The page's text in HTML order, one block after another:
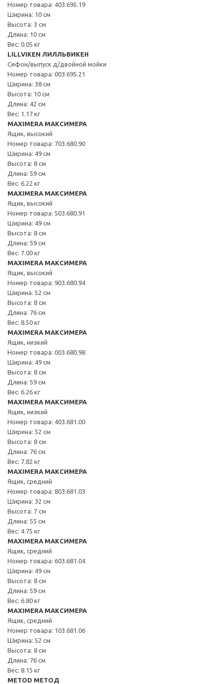
Номер товара: 403.695.19
Ширина: 10 см
Высота: 3 см
Длина: 10 см
Вес: 0.05 кг
LILLVIKEN ЛИЛЛЬВИКЕН
Сифон/выпуск д/двойной мойки
Номер товара: 003.695.21
Ширина: 38 см
Высота: 10 см
Длина: 42 см
Вес: 1.17 кг
MAXIMERA МАКСИМЕРА
Ящик, высокий
Номер товара: 703.680.90
Ширина: 49 см
Высота: 8 см
Длина: 59 см
Вес: 6.22 кг
MAXIMERA МАКСИМЕРА
Ящик, высокий
Номер товара: 503.680.91
Ширина: 49 см
Высота: 8 см
Длина: 59 см
Вес: 7.00 кг
MAXIMERA МАКСИМЕРА
Ящик, высокий
Номер товара: 903.680.94
Ширина: 52 см
Высота: 8 см
Длина: 76 см
Вес: 8.50 кг
MAXIMERA МАКСИМЕРА
Ящик, низкий
Номер товара: 003.680.98
Ширина: 49 см
Высота: 8 см
Длина: 59 см
Вес: 6.26 кг
MAXIMERA МАКСИМЕРА
Ящик, низкий
Номер товара: 403.681.00
Ширина: 52 см
Высота: 8 см
Длина: 76 см
Вес: 7.82 кг
MAXIMERA МАКСИМЕРА
Ящик, средний
Номер товара: 803.681.03
Ширина: 32 см
Высота: 7 см
Длина: 55 см
Вес: 4.75 кг
MAXIMERA МАКСИМЕРА
Ящик, средний
Номер товара: 603.681.04
Ширина: 49 см
Высота: 8 см
Длина: 59 см
Вес: 6.80 кг
MAXIMERA МАКСИМЕРА
Ящик, средний
Номер товара: 103.681.06
Ширина: 52 см
Высота: 8 см
Длина: 76 см
Вес: 8.15 кг
METOD МЕТОД